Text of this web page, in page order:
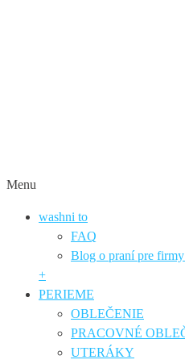
Menu
washni to
FAQ
Blog o praní pre
+
PERIEME
OBLEČENIE
PRACOVNÉ
UTERÁKY